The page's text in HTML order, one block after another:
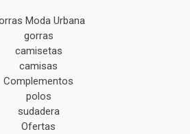
Moda Urbana
gorras
camisetas
camisas
Complementos
polos
sudadera
Ofertas